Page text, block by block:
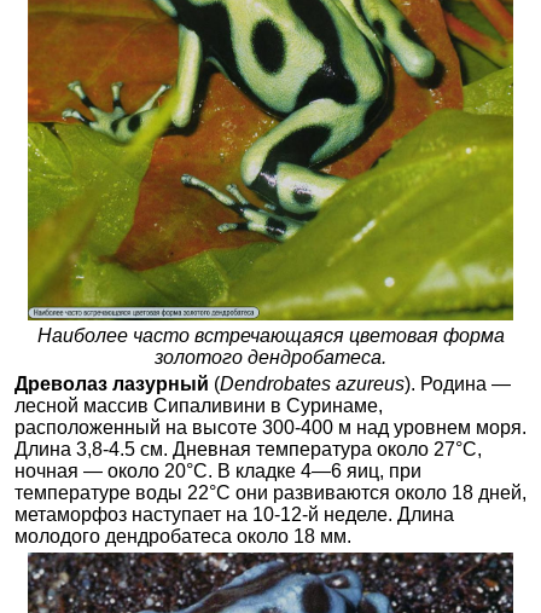
Наиболее часто встречающаяся цветовая форма
золотого дендробатеса.
Древолаз лазурный (Dendrobates azureus). Родина —
лесной массив Сипаливини в Суринаме,
расположенный на высоте 300-400 м над уровнем моря.
Длина 3,8-4.5 см. Дневная температура около 27°С,
ночная — около 20°С. В кладке 4—6 яиц, при
температуре воды 22°С они развиваются около 18 дней,
метаморфоз наступает на 10-12-й неделе. Длина
молодого дендробатеса около 18 мм.